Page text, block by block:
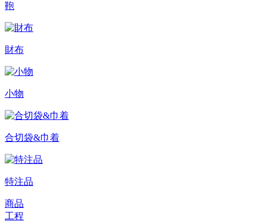
鞄
財布
小物
合切袋&巾着
特注品
商品
工程